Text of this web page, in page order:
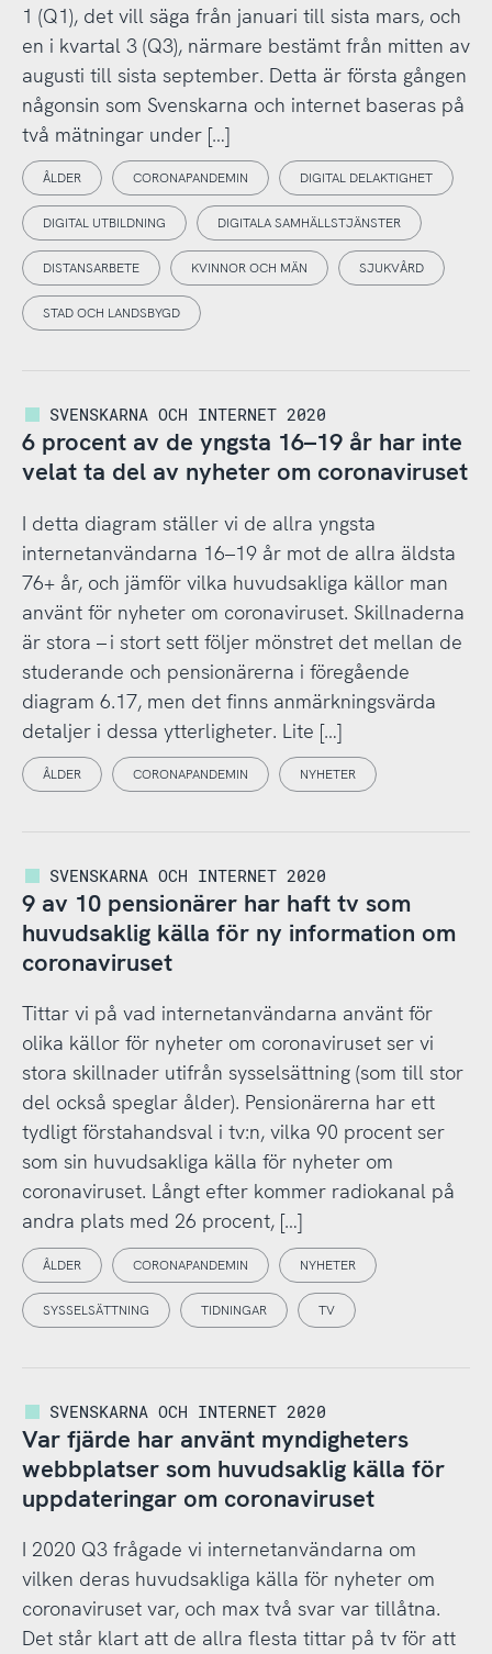
1 (Q1), det vill säga från januari till sista mars, och
en i kvartal 3 (Q3), närmare bestämt från mitten av
augusti till sista september. Detta är första gången
någonsin som Svenskarna och internet baseras på
två mätningar under […]
ÅLDER CORONAPANDEMIN DIGITAL DELAKTIGHET
DIGITAL UTBILDNING DIGITALA SAMHÄLLSTJÄNSTER
DISTANSARBETE KVINNOR OCH MÄN SJUKVÅRD
STAD OCH LANDSBYGD
SVENSKARNA OCH INTERNET 2020
6 procent av de yngsta 16–19 år har inte
velat ta del av nyheter om coronaviruset
I detta diagram ställer vi de allra yngsta
internetanvändarna 16–19 år mot de allra äldsta
76+ år, och jämför vilka huvudsakliga källor man
använt för nyheter om coronaviruset. Skillnaderna
är stora – i stort sett följer mönstret det mellan de
studerande och pensionärerna i föregående
diagram 6.17, men det finns anmärkningsvärda
detaljer i dessa ytterligheter. Lite […]
ÅLDER CORONAPANDEMIN NYHETER
SVENSKARNA OCH INTERNET 2020
9 av 10 pensionärer har haft tv som
huvudsaklig källa för ny information om
coronaviruset
Tittar vi på vad internetanvändarna använt för
olika källor för nyheter om coronaviruset ser vi
stora skillnader utifrån sysselsättning (som till stor
del också speglar ålder). Pensionärerna har ett
tydligt förstahandsval i tv:n, vilka 90 procent ser
som sin huvudsakliga källa för nyheter om
coronaviruset. Långt efter kommer radiokanal på
andra plats med 26 procent, […]
ÅLDER CORONAPANDEMIN NYHETER
SYSSELSÄTTNING TIDNINGAR TV
SVENSKARNA OCH INTERNET 2020
Var fjärde har använt myndigheters
webbplatser som huvudsaklig källa för
uppdateringar om coronaviruset
I 2020 Q3 frågade vi internetanvändarna om
vilken deras huvudsakliga källa för nyheter om
coronaviruset var, och max två svar var tillåtna.
Det står klart att de allra flesta tittar på tv för att